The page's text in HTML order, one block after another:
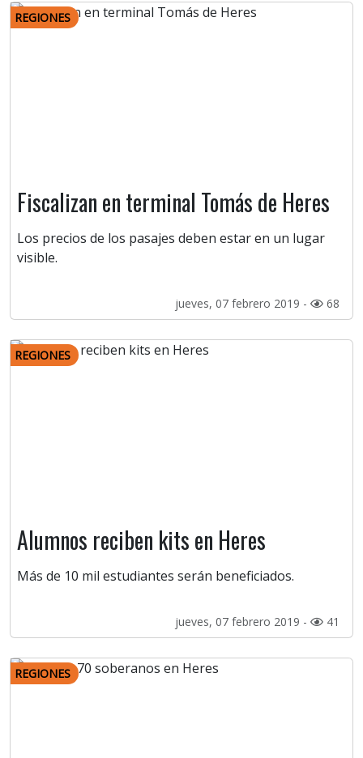
REGIONES
Fiscalizan en terminal Tomás de Heres
Los precios de los pasajes deben estar en un lugar
visible.
jueves, 07 febrero 2019 - 68
REGIONES
Alumnos reciben kits en Heres
Más de 10 mil estudiantes serán beneficiados.
jueves, 07 febrero 2019 - 41
REGIONES